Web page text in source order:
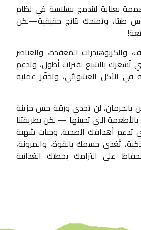
بعناية لتندمج بسلاسة في نظام
طبيًا، وتمنحك نتائج حقيقية—لكن
والكربوهيدرات المعقدة، والعناصر
تُشعرك بالشبع لفترات أطول، وتدعم
في الأكل العشوائي، وتحفّز عملية
بالحرمان، لن تجدي ورقة خس حزينة
التي تحبينها — لكن بطريقتنا
تدعم أهدافك الصحية. وجبات شهية
تُغذي جسمك بالقوة، والمرونة،
على التزامك بخطتك الغذائية